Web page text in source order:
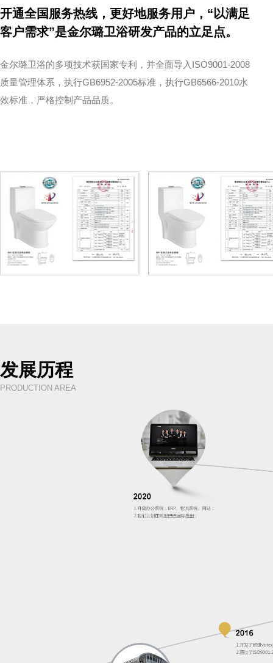
开通全国服务热线，更好地服务用户，“以满足
客户需求”是金尔璐卫浴研发产品的立足点。
金尔璐卫浴的多项技术获国家专利，并全面导入ISO9001-2008
质量管理体系，执行GB6952-2005标准，执行GB6566-2010水
效标准，严格控制产品品质。
发展历程
PRODUCTION AREA